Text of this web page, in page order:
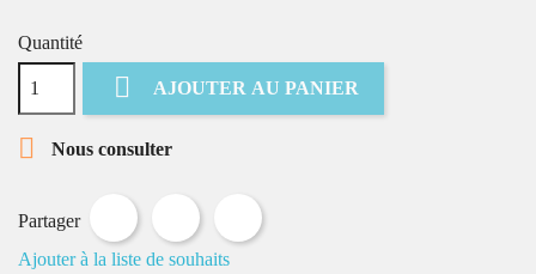
Quantité
 AJOUTER AU PANIER
 Nous consulter
Partager
Partager
Ajouter à la liste de souhaits